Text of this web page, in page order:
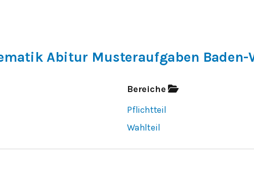
Abitur Musteraufgaben
Bereiche
Pflichtteil
Wahlteil